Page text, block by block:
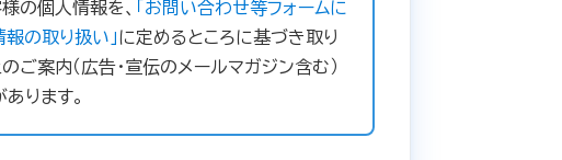
の個人情報を、
「お問い合わせ等フォームに
の取り扱い」に定めるところに基づき取り
ご案内（広告・宣伝のメールマガジン含む）
ります。